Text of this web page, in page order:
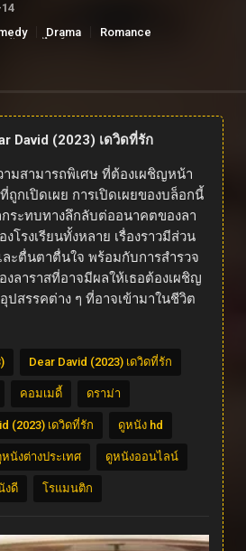
Drama
Romance
David (2023) เดวิดที่รัก
ามสามารถพิเศษ ที่ต้องเผชิญหน้า
กเปิดเผย การเปิดเผยของบล็อกนี้
ระทบทางลึกลับต่ออนาคตของลา
โรงเรียนทั้งหลาย เรื่องราวมีส่วน
ะตื่นตาตื่นใจ พร้อมกับการสำรวจ
ลาราสที่อาจมีผลให้เธอต้องเผชิญ
สรรคต่าง ๆ ที่อาจเข้ามาในชีวิต
Dear David (2023) เดวิดที่รัก
คอมเมดี้ ดราม่า
(2023) เดวิดที่รัก ดูหนัง hd
หนังต่างประเทศ ดูหนังออนไลน์
งดี โรแมนติก